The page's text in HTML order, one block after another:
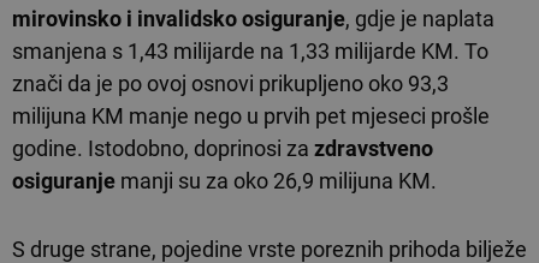
mirovinsko i invalidsko osiguranje, gdje je naplata
smanjena s 1,43 milijarde na 1,33 milijarde KM. To
znači da je po ovoj osnovi prikupljeno oko 93,3
milijuna KM manje nego u prvih pet mjeseci prošle
godine. Istodobno, doprinosi za zdravstveno
osiguranje manji su za oko 26,9 milijuna KM.
S druge strane, pojedine vrste poreznih prihoda bilježe